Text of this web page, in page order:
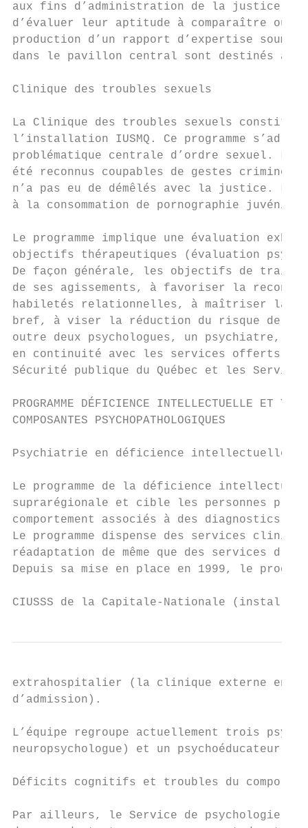
aux fins d’administration de la justice
d’évaluer leur aptitude à comparaître ou
production d’un rapport d’expertise
dans le pavillon central sont destinés à
Clinique des troubles sexuels
La Clinique des troubles sexuels constitue
l’installation IUSMQ. Ce programme
problématique centrale d’ordre sexuel.
été reconnus coupables de gestes
n’a pas eu de démêlés avec la justice.
à la consommation de pornographie
Le programme implique une évaluation
objectifs thérapeutiques (évaluation
De façon générale, les objectifs de
de ses agissements, à favoriser la
habiletés relationnelles, à maîtriser la
bref, à viser la réduction du risque de
outre deux psychologues, un psychiatre,
en continuité avec les services offerts
Sécurité publique du Québec et les
PROGRAMME DÉFICIENCE INTELLECTUELLE ET
COMPOSANTES PSYCHOPATHOLOGIQUES
Psychiatrie en déficience intellectuelle
Le programme de la déficience
suprarégionale et cible les personnes
comportement associés à des diagnostics
Le programme dispense des services
réadaptation de même que des services
Depuis sa mise en place en 1999, le
CIUSSS de la Capitale-Nationale
extrahospitalier (la clinique externe en
d’admission).
L’équipe regroupe actuellement trois
neuropsychologue) et un psychoéducateur.
Déficits cognitifs et troubles du
Par ailleurs, le Service de psychologie